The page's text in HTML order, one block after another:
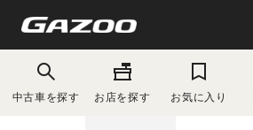
中古車を探す お店を探す お気に入り